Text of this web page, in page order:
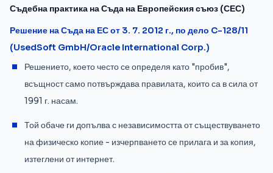
Съдебна практика на Съда на Европейския съюз (СЕС)
Решение на Съда на ЕС от 3. 7. 2012 г., по дело C-128/11
(UsedSoft GmbH/Oracle International Corp.)
Решението, което често се определя като "пробив",
всъщност само потвърждава правилата, които са в сила от
1991 г. насам.
Той обаче ги допълва с независимостта от съществуването
на физическо копие - изчерпването се прилага и за копия,
изтеглени от интернет.